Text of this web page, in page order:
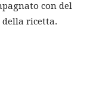
con del
della ricetta.